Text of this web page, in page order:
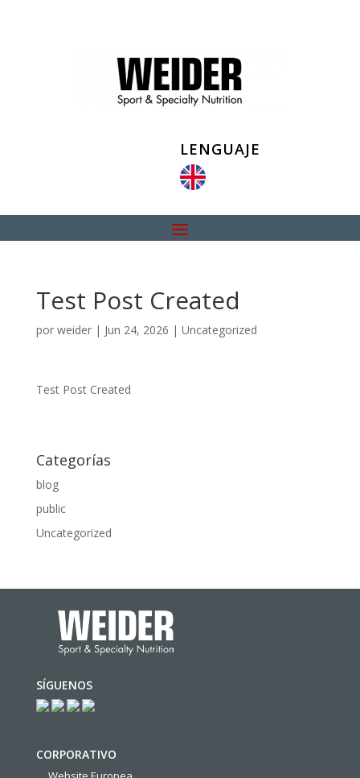
LENGUAJE
Test Post Created
por weider| Jun 24, 2026 | Uncategorized
Test Post Created
Categorías
blog
public
Uncategorized
SÍGUENOS
CORPORATIVO